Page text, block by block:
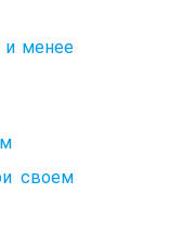
и менее
своем